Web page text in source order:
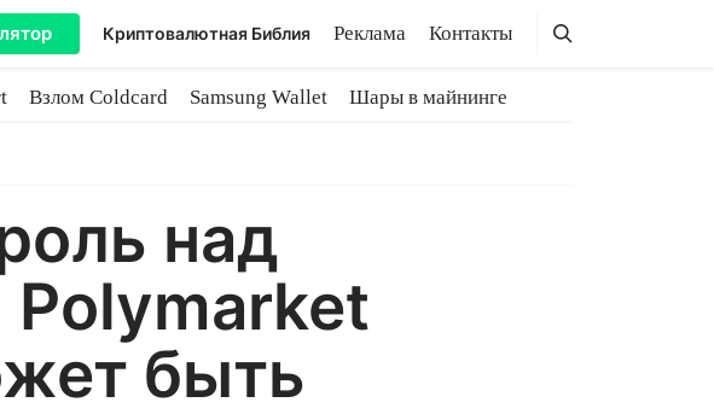
Криптовалютная Библия Реклама Контакты Поиск
Поиск
Взлом Coldcard Samsung Wallet
Шары в майнинге
над
быть